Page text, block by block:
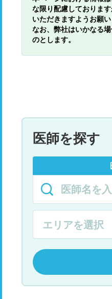
な限り配慮しておりま
いただきますようお願い
なお、弊社はいかなる
のとします。
医師を探す